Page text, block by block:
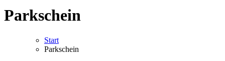
Parkschein
Start
Parkschein